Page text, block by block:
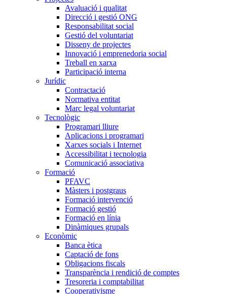
Avaluació i qualitat
Direcció i gestió ONG
Responsabilitat social
Gestió del voluntariat
Disseny de projectes
Innovació i emprenedoria social
Treball en xarxa
Participació interna
Jurídic
Contractació
Normativa entitat
Marc legal voluntariat
Tecnològic
Programari lliure
Aplicacions i programari
Xarxes socials i Internet
Accessibilitat i tecnologia
Comunicació associativa
Formació
PFAVC
Màsters i postgraus
Formació intervenció
Formació gestió
Formació en línia
Dinàmiques grupals
Econòmic
Banca ètica
Captació de fons
Obligacions fiscals
Transparència i rendició de comptes
Tresoreria i comptabilitat
Cooperativisme